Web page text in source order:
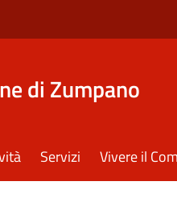
di Zumpano
Servizi Vivere il